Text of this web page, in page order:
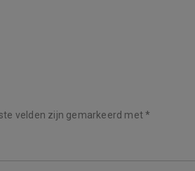
velden zijn gemarkeerd met*